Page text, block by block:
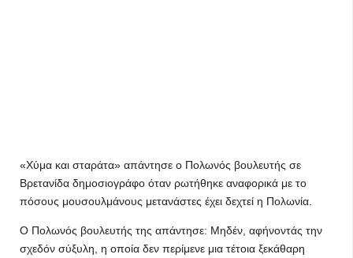
«Χύμα και σταράτα» απάντησε ο Πολωνός βουλευτής σε
Βρετανίδα δημοσιογράφο όταν ρωτήθηκε αναφορικά με το
πόσους μουσουλμάνους μετανάστες έχει δεχτεί η Πολωνία.
Ο Πολωνός βουλευτής της απάντησε: Μηδέν, αφήνοντάς την
σχεδόν σύξυλη, η οποία δεν περίμενε μια τέτοια ξεκάθαρη